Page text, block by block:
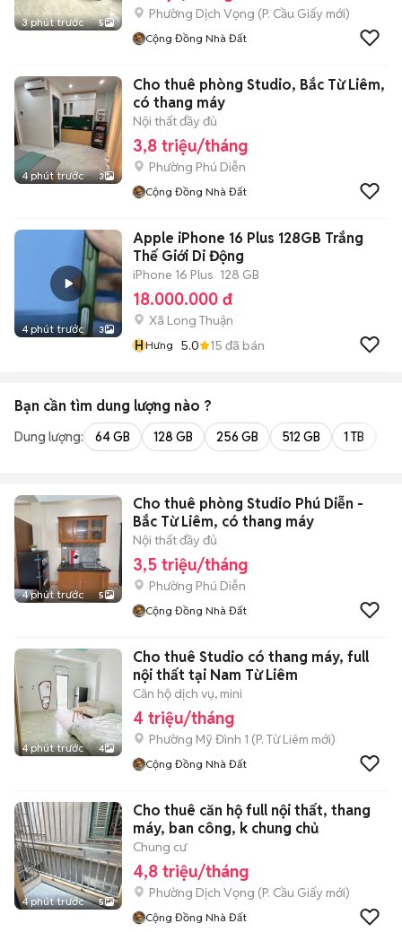
3 phút trước 5
Phường Dịch Vọng (P. Cầu Giấy mới)
Cộng Đồng Nhà Đất
4 phút trước 3
Cho thuê phòng Studio, Bắc Từ Liêm,
có thang máy
Nội thất đầy đủ
3,8 triệu/tháng
Phường Phú Diễn
Cộng Đồng Nhà Đất
4 phút trước 3
Apple iPhone 16 Plus 128GB Trắng
Thế Giới Di Động
iPhone 16 Plus 128 GB
18.000.000 đ
Xã Long Thuận
HHưng 5.0 15 đã bán
Bạn cần tìm dung lượng nào ?
Dung lượng: 64 GB 128 GB 256 GB 512 GB 1 TB
4 phút trước 5
Cho thuê phòng Studio Phú Diễn -
Bắc Từ Liêm, có thang máy
Nội thất đầy đủ
3,5 triệu/tháng
Phường Phú Diễn
Cộng Đồng Nhà Đất
4 phút trước 4
Cho thuê Studio có thang máy, full
nội thất tại Nam Từ Liêm
Căn hộ dịch vụ, mini
4 triệu/tháng
Phường Mỹ Đình 1 (P. Từ Liêm mới)
Cộng Đồng Nhà Đất
4 phút trước 5
Cho thuê căn hộ full nội thất, thang
máy, ban công, k chung chủ
Chung cư
4,8 triệu/tháng
Phường Dịch Vọng (P. Cầu Giấy mới)
Cộng Đồng Nhà Đất